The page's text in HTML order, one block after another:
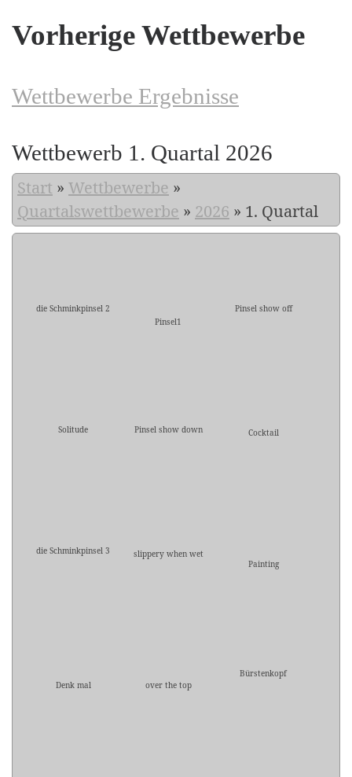
Vorherige Wettbewerbe
Wettbewerbe Ergebnisse
Wettbewerb 1. Quartal 2026
Start » Wettbewerbe »
Quartalswettbewerbe » 2026 » 1. Quartal
die Schminkpinsel 2
Pinsel1
Pinsel show off
Solitude Pinsel show down Cocktail
die Schminkpinsel 3
slippery when wet
Painting
Denk mal over the top
Bürstenkopf